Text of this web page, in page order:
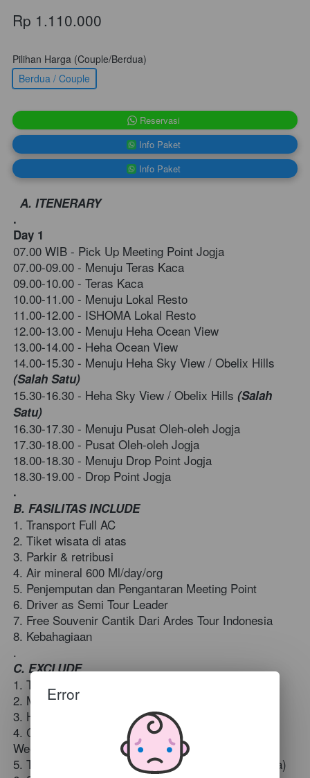
Rp 1.110.000
Pilihan Harga (Couple/Berdua)
Berdua / Couple
` Reservasi
` Info Paket
` Info Paket
A. ITENERARY
.
Day 1
07.00 WIB - Pick Up Meeting Point Jogja
07.00-09.00 - Menuju Teras Kaca
09.00-10.00 - Teras Kaca
10.00-11.00 - Menuju Lokal Resto
11.00-12.00 - ISHOMA Lokal Resto
12.00-13.00 - Menuju Heha Ocean View
13.00-14.00 - Heha Ocean View
(Salah Satu)
15.30-16.30 - Heha Sky View / Obelix Hills (Salah
Satu)
16.30-17.30 - Menuju Pusat Oleh-oleh Jogja
17.30-18.00 - Pusat Oleh-oleh Jogja
18.00-18.30 - Menuju Drop Point Jogja
18.30-19.00 - Drop Point Jogja
.
B. FASILITAS INCLUDE
1. Transport Full AC
2. Tiket wisata di atas
3. Parkir & retribusi
4. Air mineral 600 Ml/day/org
5. Penjemputan dan Pengantaran Meeting Point
6. Driver as Semi Tour Leader
7. Free Souvenir Cantik Dari Ardes Tour Indonesia
8. Kebahagiaan
.
C. EXCLUDE
1. Tiket Pesawat/Kereta
2. Makan selama Trip
3. Hotel sebelum dan sesudah Trip
4. Charger High Season Lebaran, Nataru & Long
Weekend
5. Tips Driver Jika Memuaskan (Bebas-Seikhlasnya)
Error